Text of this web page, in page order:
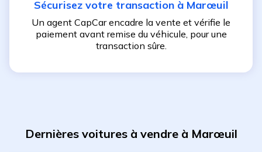
Sécurisez votre transaction à Marœuil
Un agent CapCar encadre la vente et vérifie le
paiement avant remise du véhicule, pour une
transaction sûre.
Dernières voitures à vendre à Marœuil